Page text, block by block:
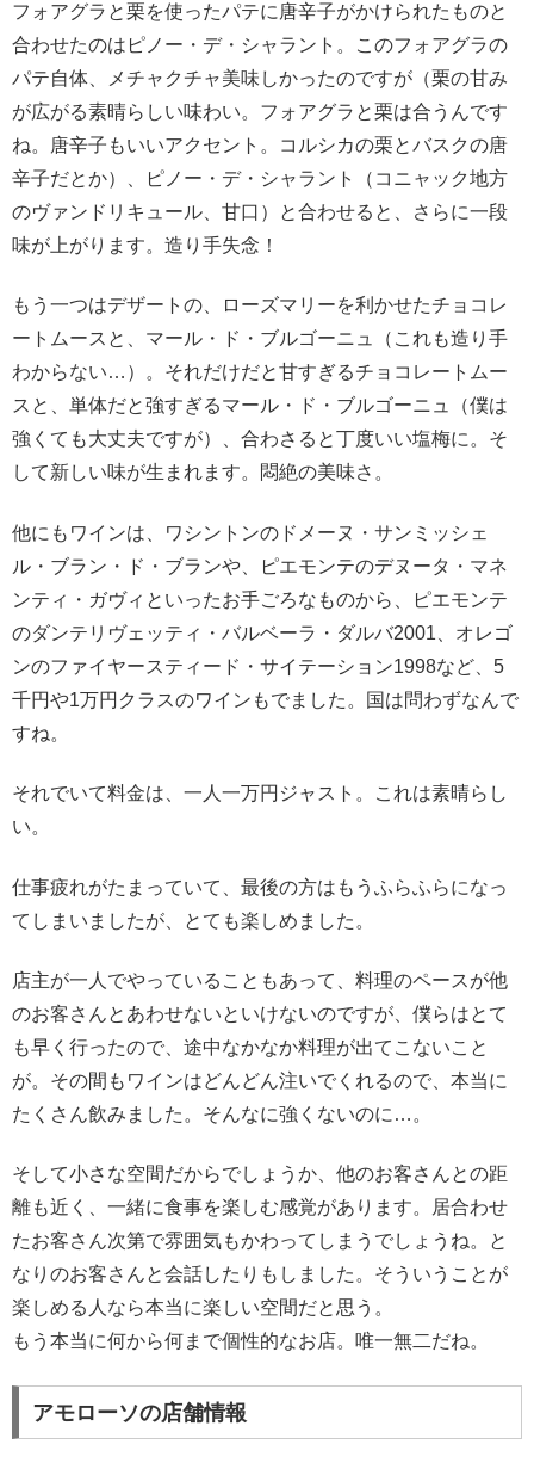
フォアグラと栗を使ったパテに唐辛子がかけられたものと
合わせたのはピノー・デ・シャラント。このフォアグラの
パテ自体、メチャクチャ美味しかったのですが（栗の甘み
が広がる素晴らしい味わい。フォアグラと栗は合うんです
ね。唐辛子もいいアクセント。コルシカの栗とバスクの唐
辛子だとか）、ピノー・デ・シャラント（コニャック地方
のヴァンドリキュール、甘口）と合わせると、さらに一段
味が上がります。造り手失念！
もう一つはデザートの、ローズマリーを利かせたチョコレ
ートムースと、マール・ド・ブルゴーニュ（これも造り手
わからない…）。それだけだと甘すぎるチョコレートムー
スと、単体だと強すぎるマール・ド・ブルゴーニュ（僕は
強くても大丈夫ですが）、合わさると丁度いい塩梅に。そ
して新しい味が生まれます。悶絶の美味さ。
他にもワインは、ワシントンのドメーヌ・サンミッシェ
ル・ブラン・ド・ブランや、ピエモンテのデヌータ・マネ
ンティ・ガヴィといったお手ごろなものから、ピエモンテ
のダンテリヴェッティ・バルベーラ・ダルバ2001、オレゴ
ンのファイヤースティード・サイテーション1998など、5
千円や1万円クラスのワインもでました。国は問わずなんで
すね。
それでいて料金は、一人一万円ジャスト。これは素晴らし
い。
仕事疲れがたまっていて、最後の方はもうふらふらになっ
てしまいましたが、とても楽しめました。
店主が一人でやっていることもあって、料理のペースが他
のお客さんとあわせないといけないのですが、僕らはとて
も早く行ったので、途中なかなか料理が出てこないこと
が。その間もワインはどんどん注いでくれるので、本当に
たくさん飲みました。そんなに強くないのに…。
そして小さな空間だからでしょうか、他のお客さんとの距
離も近く、一緒に食事を楽しむ感覚があります。居合わせ
たお客さん次第で雰囲気もかわってしまうでしょうね。と
なりのお客さんと会話したりもしました。そういうことが
楽しめる人なら本当に楽しい空間だと思う。
もう本当に何から何まで個性的なお店。唯一無二だね。
アモローソの店舗情報